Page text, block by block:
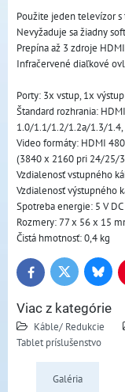
Použite jeden televízor
Nevyžaduje sa žiadny
Prepína až 3 zdroje
Infračervené diaľkové
Porty: 3x vstup, 1x
Štandard rozhrania:
1.0/1.1/1.2/1.2a/1.3/1.4,
Video formáty: HDMI
(3840 x 2160 pri 24/25/
Vzdialenosť vstupného
Vzdialenosť výstupného
Spotreba energie: 5 V
Rozmery: 77 x 56 x 15
Čistá hmotnosť: 0,4 kg
FacebookTwitter
Viac z kategórie
Káble/ Redukcie
Tablet príslušenstvo
Galéria